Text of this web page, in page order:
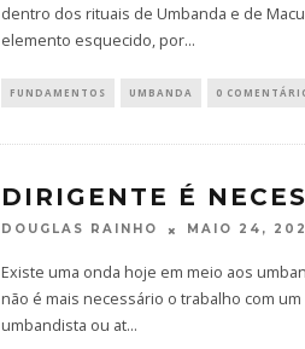
dentro dos rituais de Umbanda e de
elemento esquecido, por...
FUNDAMENTOS UMBANDA 0
DIRIGENTE É
DOUGLAS RAINHO MAIO 24,
Existe uma onda hoje em meio aos
não é mais necessário o trabalho com
umbandista ou at...